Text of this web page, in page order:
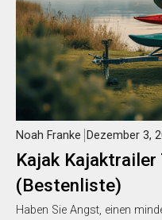
Kajak
(Bestenliste)
Noah Franke Dezember 3,
Haben Sie Angst, einen